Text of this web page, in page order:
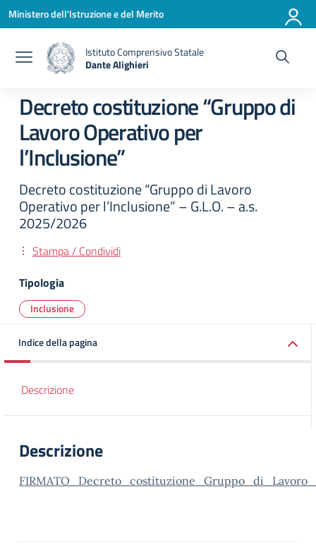
Vai ai contenuti
Vai al menu di navigazione
Vai al footer
Ministero dell'Istruzione e del Merito
Istituto Comprensivo Statale
Dante Alighieri
— Visita la pagina iniziale della scuola
Decreto costituzione “Gruppo di
Lavoro Operativo per
l’Inclusione”
Decreto costituzione “Gruppo di Lavoro
Operativo per l’Inclusione” – G.L.O. – a.s.
2025/2026
Stampa / Condividi
Tipologia
Inclusione
Indice della pagina
Descrizione
Descrizione